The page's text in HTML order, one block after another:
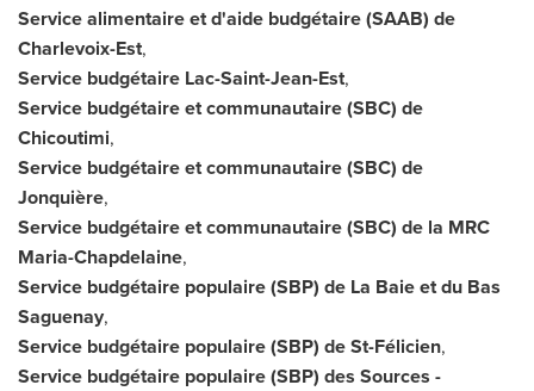
Service alimentaire et d'aide budgétaire (SAAB) de
Charlevoix-Est,
Service budgétaire Lac-Saint-Jean-Est,
Service budgétaire et communautaire (SBC) de
Chicoutimi,
Service budgétaire et communautaire (SBC) de
Jonquière,
Service budgétaire et communautaire (SBC) de la MRC
Maria-Chapdelaine,
Service budgétaire populaire (SBP) de La Baieet du Bas
Saguenay,
Service budgétaire populaire (SBP) de St-Félicien,
Service budgétaire populaire (SBP) des Sources -